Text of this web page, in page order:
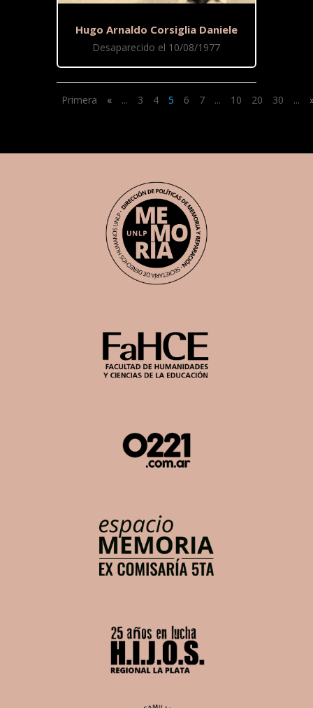
Hugo Arnaldo Corsiglia Daniele
Desaparecido el 10/08/1977
Primera « ... 3 4 5 6 7 ... 10 20 30 ...